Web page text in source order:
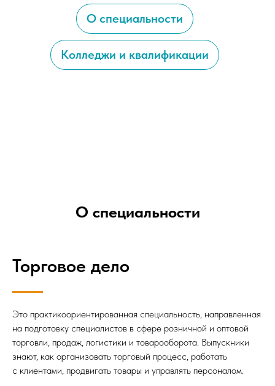
О специальности
Колледжи и квалификации
О специальности
Торговое дело
Это практикоориентированная специальность, направленная
на подготовку специалистов в сфере розничной и оптовой
торговли, продаж, логистики и товарооборота. Выпускники
знают, как организовать торговый процесс, работать
с клиентами, продвигать товары и управлять персоналом.